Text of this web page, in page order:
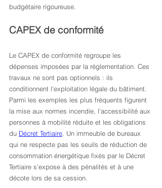
budgétaire rigoureuse.
CAPEX de conformité
Le CAPEX de conformité regroupe les
dépenses imposées par la réglementation. Ces
travaux ne sont pas optionnels : ils
conditionnent l’exploitation légale du bâtiment.
Parmi les exemples les plus fréquents figurent
la mise aux normes incendie, l’accessibilité aux
personnes à mobilité réduite et les obligations
du Décret Tertiaire . Un immeuble de bureaux
qui ne respecte pas les seuils de réduction de
consommation énergétique fixés par le Décret
Tertiaire s’expose à des pénalités et à une
décote lors de sa cession.